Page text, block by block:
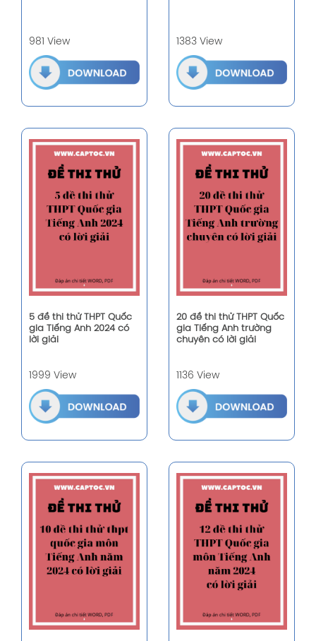
981 View 1383 View
5 đề thi thử THPT Quốc
gia Tiếng Anh 2024 có
lời giải
1999 View
20 đề thi thử THPT Quốc
gia Tiếng Anh trường
chuyên có lời giải
1136 View